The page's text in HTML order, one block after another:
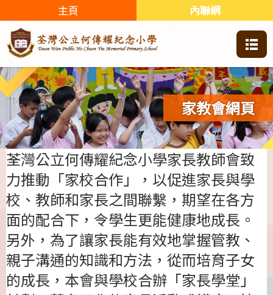
主頁 內聯網
家教會網頁
荃灣公立何傳耀紀念小學家長教師會致
力推動「家校合作」，以促進家長與學
校、教師和家長之間聯繫，期望在各方
面的配合下，令學生更能健康地成長。
另外，為了讓家長能有效地掌握管教、
親子溝通的知識和方法，從而培育子女
的成長，本會與學校合辦「家長學堂」